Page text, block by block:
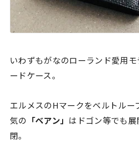
いわずもがなのローランド愛用モ
ードケース。
エルメスのHマークをベルトルー
気の 「ベアン」 はドゴン等でも
閉。